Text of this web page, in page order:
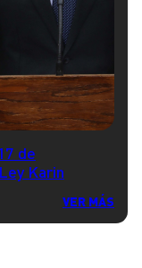
de
Karin
VER MÁS